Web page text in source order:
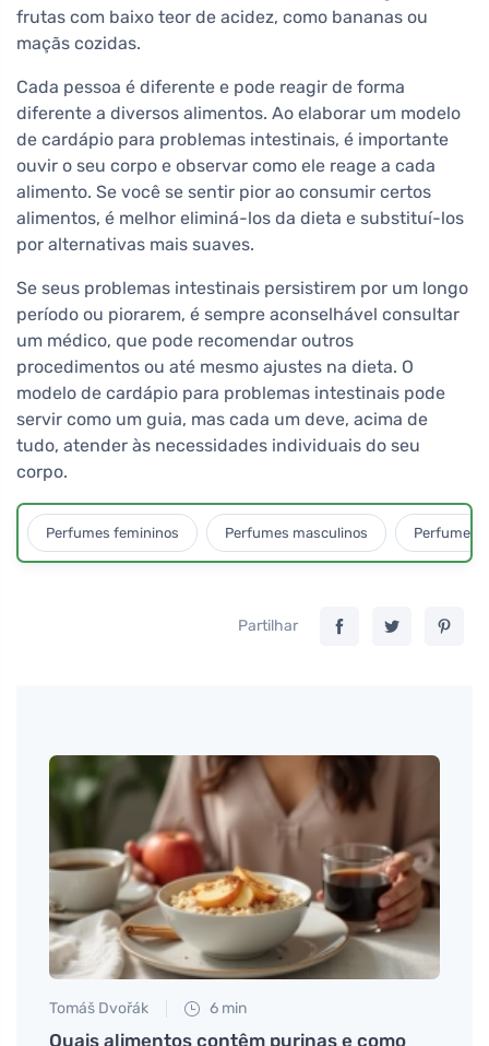
frutas com baixo teor de acidez, como bananas ou
maçãs cozidas.
Cada pessoa é diferente e pode reagir de forma
diferente a diversos alimentos. Ao elaborar um modelo
de cardápio para problemas intestinais, é importante
ouvir o seu corpo e observar como ele reage a cada
alimento. Se você se sentir pior ao consumir certos
alimentos, é melhor eliminá-los da dieta e substituí-los
por alternativas mais suaves.
Se seus problemas intestinais persistirem por um longo
período ou piorarem, é sempre aconselhável consultar
um médico, que pode recomendar outros
procedimentos ou até mesmo ajustes na dieta. O
modelo de cardápio para problemas intestinais pode
servir como um guia, mas cada um deve, acima de
tudo, atender às necessidades individuais do seu
corpo.
Perfumes femininos Perfumes masculinos Perfumes
Partilhar
Tomáš Dvořák 6 min
Quais alimentos contêm purinas e como